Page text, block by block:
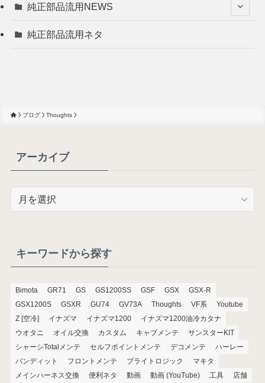
純正部品流用NEWS
純正部品流用ネタ
ブログ Thoughts
アーカイブ
ブキーワードから探す
Bimota GR71 GS GS1200SS GSF GSX
GSX-R
GSX1200S
GSXR GU74 GV73A Thoughts VF系
Youtube
Z [空冷]
イナズマ イナズマ1200
イナズマ1200油冷カタナ
ウオタニ
オイル交換 カスタム キャブメンテ
サンスターKIT
シャーシTotalメンテ
セルフポイントメンテ デコメンテ
ハーレー
バンディット
フロントメンテ ブライトロジック
マキタ
メインハーネス交換
便利ネタ 動画 動画 (YouTube) 工具 店舗